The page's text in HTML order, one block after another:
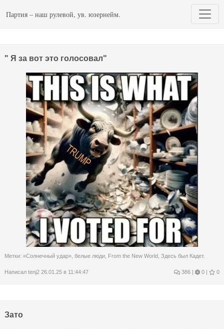
Партия – наш рулевой, ув. юзернейм.
" Я за вот это голосовал"
Метки: «Солнечный удар» белые люди From the New World Здесь был Кадет.
Написал tenj2 26.01.25 в 11:44:47 386 0 | 0
Зато